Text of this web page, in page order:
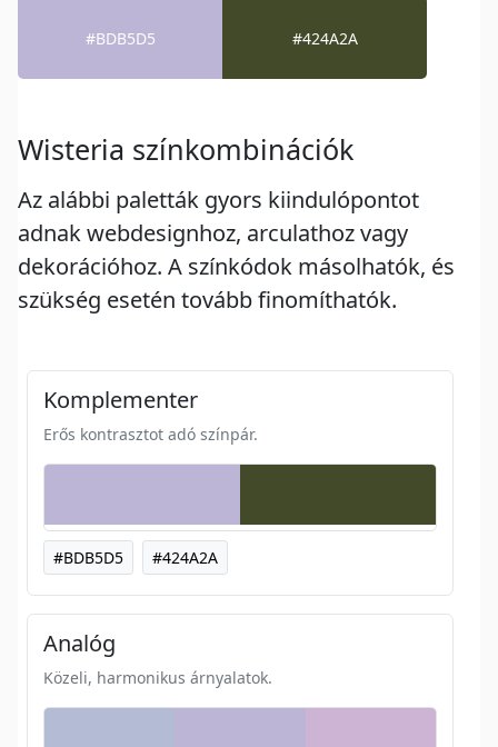
#BDB5D5 #424A2A
Wisteria színkombinációk
Az alábbi paletták gyors kiindulópontot
adnak webdesignhoz, arculathoz vagy
dekorációhoz. A színkódok másolhatók, és
szükség esetén tovább finomíthatók.
Komplementer
Erős kontrasztot adó színpár.
#BDB5D5 #424A2A
Analóg
Közeli, harmonikus árnyalatok.